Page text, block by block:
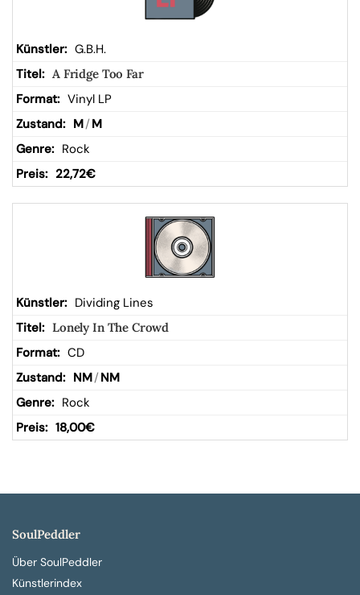
G.B.H.
A Fridge Too Far
Vinyl LP
M/ M
Rock
22,72€
Dividing Lines
Lonely In The Crowd
CD
NM/ NM
Rock
18,00€
SoulPeddler
Über SoulPeddler
Künstlerindex